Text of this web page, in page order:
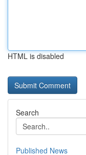
HTML is disabled
Search
Published News